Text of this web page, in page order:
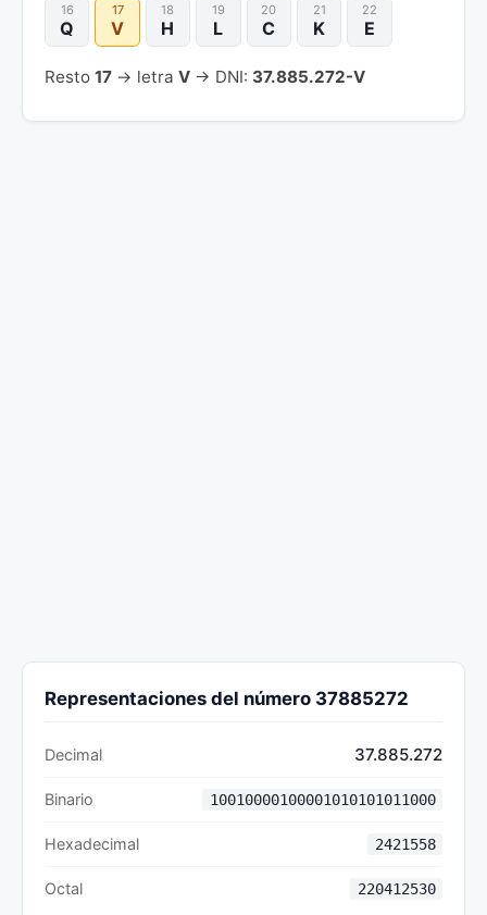
16
Q
17
V
18
H
19
L
20
C
21
K
22
E
Resto 17 → letra V → DNI: 37.885.272-V
Representaciones del número 37885272
Decimal 37.885.272
Binario 10010000100001010101011000
Hexadecimal 2421558
Octal 220412530